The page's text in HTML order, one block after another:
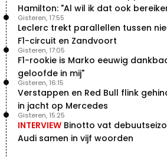
Hamilton: "Al wil ik dat ook
Leclerc trekt parallellen tussen
F1-circuit en Zandvoort
Gisteren, 17:55
F1-rookie is Marko eeuwig
geloofde in mij"
Gisteren, 17:05
Verstappen en Red Bull flink
in jacht op Mercedes
Gisteren, 16:15
INTERVIEW Binotto vat
Audi samen in vijf woorden
Gisteren, 15:25